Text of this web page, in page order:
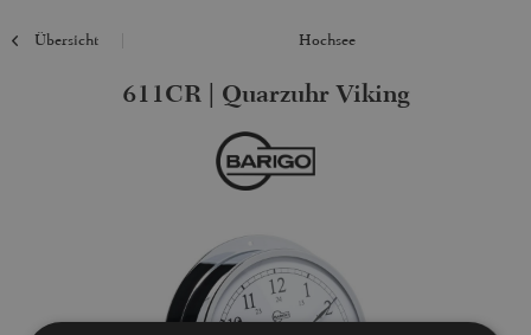
Übersicht Hochsee
611CR | Quarzuhr Viking